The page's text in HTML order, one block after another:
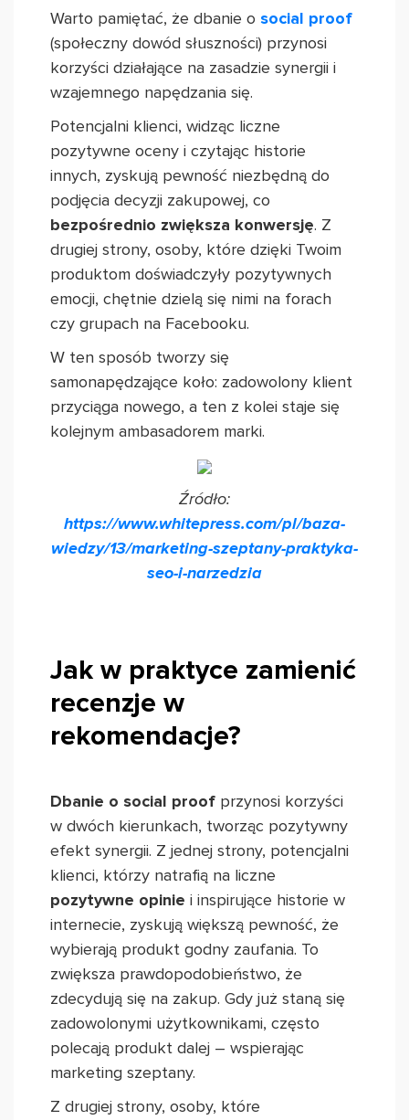
Warto pamiętać, że dbanie o social proof
(społeczny dowód słuszności) przynosi
korzyści działające na zasadzie synergii i
wzajemnego napędzania się.
Potencjalni klienci, widząc liczne
pozytywne oceny i czytając historie
innych, zyskują pewność niezbędną do
podjęcia decyzji zakupowej, co
bezpośrednio zwiększa konwersję. Z
drugiej strony, osoby, które dzięki Twoim
produktom doświadczyły pozytywnych
emocji, chętnie dzielą się nimi na forach
czy grupach na Facebooku.
W ten sposób tworzy się
samonapędzające koło: zadowolony klient
przyciąga nowego, a ten z kolei staje się
kolejnym ambasadorem marki.
Źródło:
https://www.whitepress.com/pl/baza-
wiedzy/13/marketing-szeptany-praktyka-
seo-i-narzedzia
Jak w praktyce zamienić
recenzje w
rekomendacje?
Dbanie o social proof przynosi korzyści
w dwóch kierunkach, tworząc pozytywny
efekt synergii. Z jednej strony, potencjalni
klienci, którzy natrafią na liczne
pozytywne opinie i inspirujące historie w
internecie, zyskują większą pewność, że
wybierają produkt godny zaufania. To
zwiększa prawdopodobieństwo, że
zdecydują się na zakup. Gdy już staną się
zadowolonymi użytkownikami, często
polecają produkt dalej – wspierając
marketing szeptany.
Z drugiej strony, osoby, które